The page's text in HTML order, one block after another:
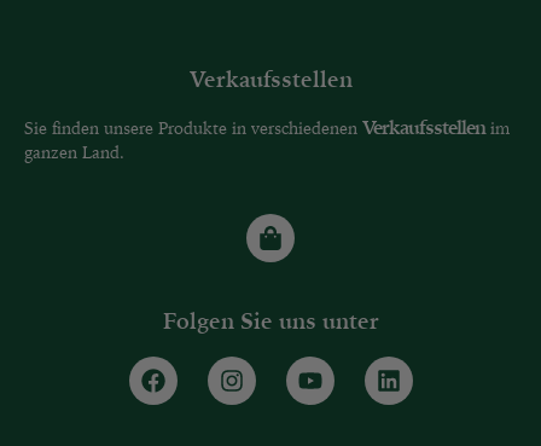
Verkaufsstellen
Sie finden unsere Produkte in verschiedenen Verkaufsstellen im
ganzen Land.
Folgen Sie uns unter